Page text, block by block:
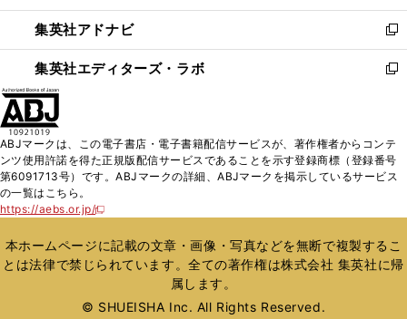
開
く
ウ
で
開
く
ン
ド
ウ
で
ウ
ィ
ン
ド
く
集英社アドナビ
新
し
い
ド
ウ
で
集英社エディターズ・ラボ
新
ィ
ン
ド
開
く
ABJマークは、この電子書店・電子書籍配信サービスが、著作権者からコンテ
ンツ使用許諾を得た正規版配信サービスであることを示す登録商標（登録番号
第6091713号）です。ABJマークの詳細、ABJマークを掲示しているサービス
の一覧はこちら。
https://aebs.or.jp/
新
い
ウ
ィ
ウ
本ホームページに記載の文章・画像・写真などを無断で複製するこ
とは法律で禁じられています。全ての著作権は株式会社 集英社に帰
属します。
© SHUEISHA Inc. All Rights Reserved.